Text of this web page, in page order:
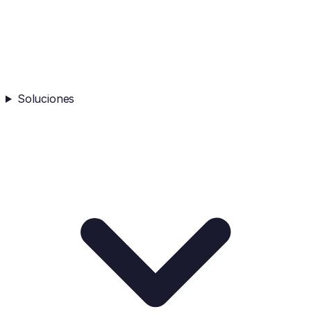
Soluciones